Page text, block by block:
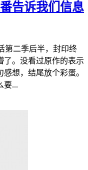
告诉我们信息
第二季后半，封印终
了。没看过原作的表示
想，结尾放个彩蛋。
要...